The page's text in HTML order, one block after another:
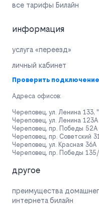
все тарифы Билайн
информация
услуга «переезд»
личный кабинет
Проверить
Адреса офисов:
Череповец, ул. Ленина 133,
Череповец, ул. Ленина 123А
Череповец, пр. Победы 52А
Череповец, пр. Советский
Череповец, ул. Красная 36А
Череповец, пр. Победы
другое
преимущества
интернета билайн